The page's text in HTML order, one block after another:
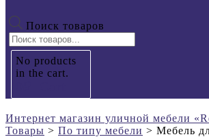
Поиск товаров
No products
in the cart.
Интернет магазин уличной мебели
Товары > По типу мебели > Мебель